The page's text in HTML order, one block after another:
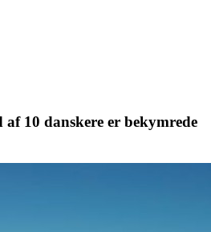
af 10 danskere er bekymrede